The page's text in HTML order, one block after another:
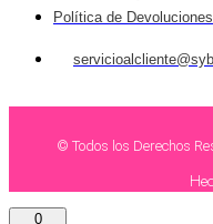
Política de Devoluciones
© Todos los Derechos
0